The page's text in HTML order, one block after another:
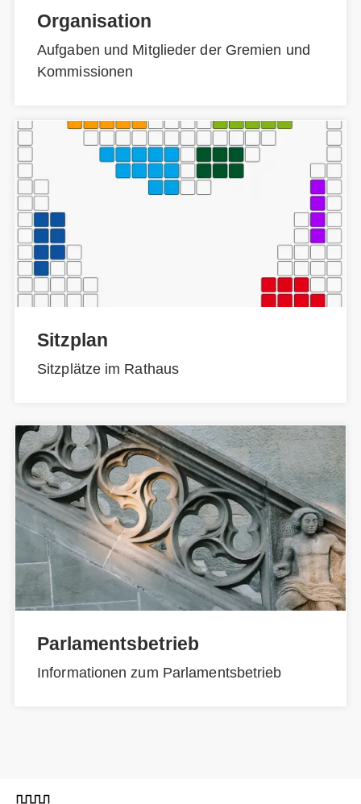
Organisation
Aufgaben und Mitglieder der Gremien und
Kommissionen
Sitzplan
Sitzplätze im Rathaus
Parlamentsbetrieb
Informationen zum Parlamentsbetrieb